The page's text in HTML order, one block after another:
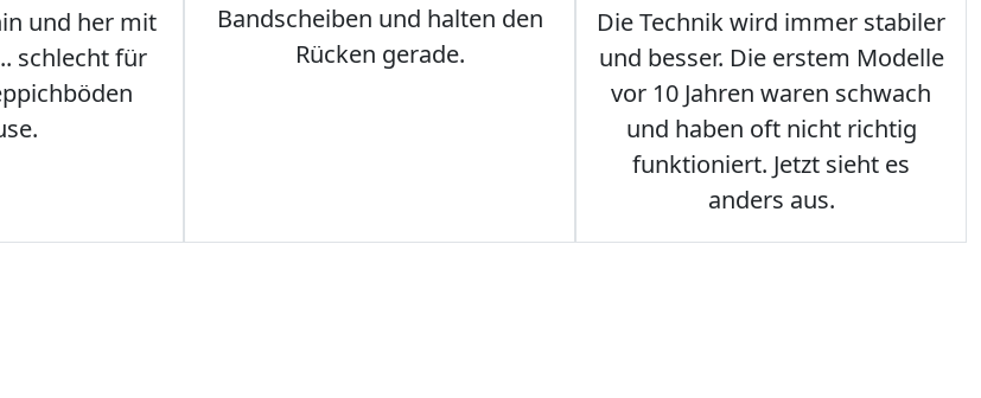
und her mit
schlecht für
Bandscheiben und halten den
Rücken gerade.
Die Technik wird immer stabiler
und besser. Die erstem Modelle
vor 10 Jahren waren schwach
und haben oft nicht richtig
funktioniert. Jetzt sieht es
anders aus.